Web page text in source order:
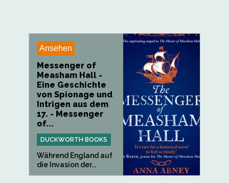
Ansehen
Messenger of
Measham Hall -
Eine Geschichte
von Spionage und
Intrigen aus dem
17. - Messenger
of...
DUCKWORTH BOOKS
Während England auf
die Invasion der...